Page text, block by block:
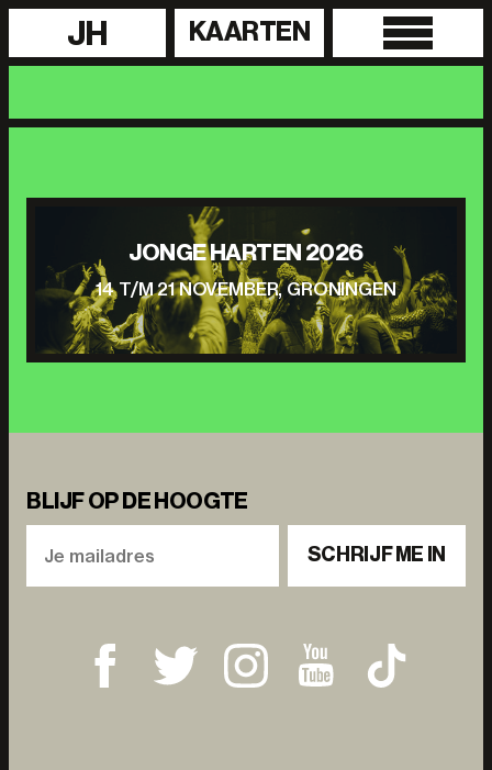
JH KAARTEN
JONGE HARTEN 2026
14 T/M 21 NOVEMBER, GRONINGEN
BLIJF OP DE HOOGTE
SCHRIJF ME IN